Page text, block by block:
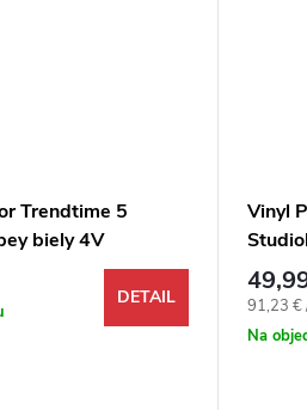
Trendtime 5
biely 4V
DETAIL
Vinyl
91,23 €
Na